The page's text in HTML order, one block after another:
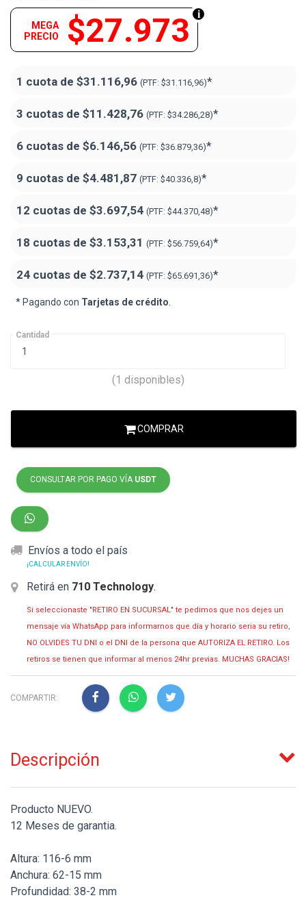
$27.973
MEGA
PRECIO
1 cuota de $31.116,96 (PTF: $31.116,96)*
3 cuotas de $11.428,76 (PTF: $34.286,28)*
6 cuotas de $6.146,56 (PTF: $36.879,36)*
9 cuotas de $4.481,87 (PTF: $40.336,8)*
12 cuotas de $3.697,54 (PTF: $44.370,48)*
18 cuotas de $3.153,31 (PTF: $56.759,64)*
24 cuotas de $2.737,14 (PTF: $65.691,36)*
* Pagando con Tarjetas de crédito
Cantidad
(1 disponibles)
COMPRAR
CONSULTAR POR PAGO VÍA USDT
Envíos a todo el país
¡CALCULAR ENVÍO!
Retirá en 710 Technology.
Si seleccionaste "RETIRO EN SUCURSAL" te pedimos que nos dejes un
mensaje vía WhatsApp para informarnos que día y horario seria su retiro,
NO OLVIDES TU DNI o el DNI de la persona que AUTORIZA EL RETIRO. Los
retiros se tienen que informar al menos 24hr previas. MUCHAS GRACIAS!
COMPARTIR:
Descripción
Producto NUEVO.
12 Meses de garantia.
Altura: 116-6 mm
Anchura: 62-15 mm
Profundidad: 38-2 mm